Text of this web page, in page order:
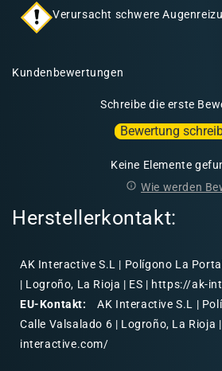
Verursacht schwere
Kundenbewertungen
Schreibe die erste
Bewertung
Keine Elemente
Wie werden
Herstellerkontakt:
AK Interactive S.L | Polígono La
| Logroño, La Rioja | ES | https://ak-
EU-Kontakt:
AK Interactive S.L |
Calle Valsalado 6 | Logroño, La Rioja
interactive.com/